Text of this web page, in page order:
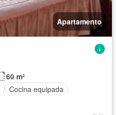
Apartamento
60 m²
Cocina equipada